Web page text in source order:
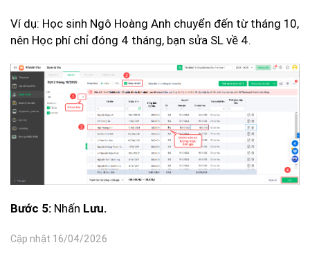
Ví dụ: Học sinh Ngô Hoàng Anh chuyển đến từ tháng 10,
nên Học phí chỉ đóng 4 tháng, bạn sửa SL về 4.
Bước 5: Nhấn Lưu.
Cập nhật 16/04/2026